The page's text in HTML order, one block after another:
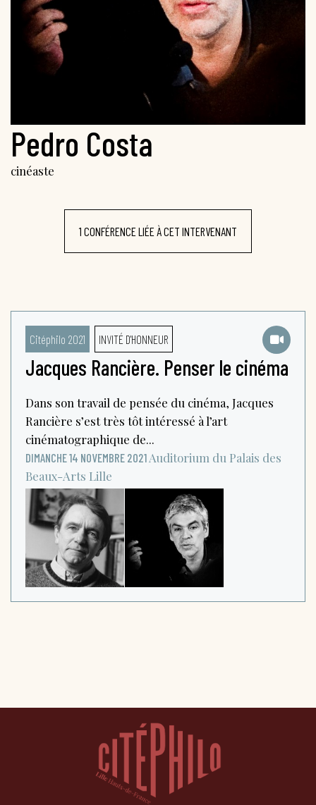
Pedro Costa
cinéaste
1 CONFÉRENCE LIÉE À CET INTERVENANT
Citéphilo 2021 INVITÉ D'HONNEUR
Jacques Rancière. Penser le cinéma
Dans son travail de pensée du cinéma, Jacques
Rancière s’est très tôt intéressé à l’art
cinématographique de...
DIMANCHE 14 NOVEMBRE 2021Auditorium du Palais des
Beaux-Arts Lille